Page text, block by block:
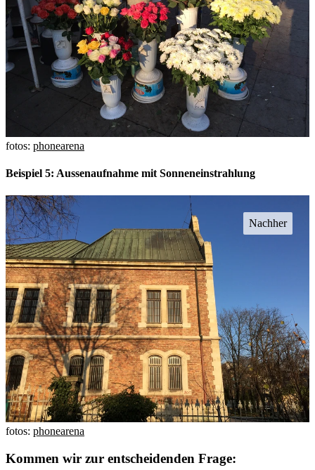
fotos: phonearena
Beispiel 5: Aussenaufnahme mit Sonneneinstrahlung
fotos: phonearena
Kommen wir zur entscheidenden Frage: